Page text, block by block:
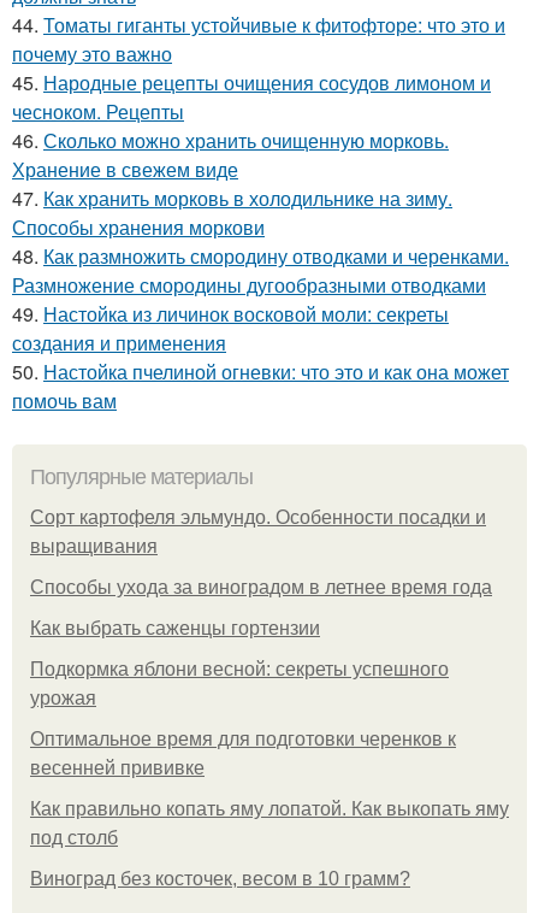
44. Томаты гиганты устойчивые к фитофторе: что это и
почему это важно
45. Народные рецепты очищения сосудов лимоном и
чесноком. Рецепты
46. Сколько можно хранить очищенную морковь.
Хранение в свежем виде
47. Как хранить морковь в холодильнике на зиму.
Способы хранения моркови
48. Как размножить смородину отводками и черенками.
Размножение смородины дугообразными отводками
49. Настойка из личинок восковой моли: секреты
создания и применения
50. Настойка пчелиной огневки: что это и как она может
помочь вам
Популярные материалы
Сорт картофеля эльмундо. Особенности посадки и
выращивания
Способы ухода за виноградом в летнее время года
Как выбрать саженцы гортензии
Подкормка яблони весной: секреты успешного
урожая
Оптимальное время для подготовки черенков к
весенней прививке
Как правильно копать яму лопатой. Как выкопать яму
под столб
Виноград без косточек, весом в 10 грамм?